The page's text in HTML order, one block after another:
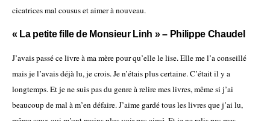
cicatrices mal cousus et aimer à nouveau.
« La petite fille de Monsieur Linh » – Philippe Chaudel
J’avais passé ce livre à ma mère pour qu’elle le lise. Elle me l’a conseillé
mais je l’avais déjà lu, je crois. Je n’étais plus certaine. C’était il y a
longtemps. Et je ne suis pas du genre à relire mes livres, même si j’ai
beaucoup de mal à m’en défaire. J’aime gardé tous les livres que j’ai lu,